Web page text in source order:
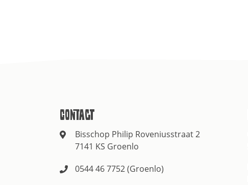
Contact
Bisschop Philip Roveniusstraat 2
7141 KS Groenlo
0544 46 7752 (Groenlo)